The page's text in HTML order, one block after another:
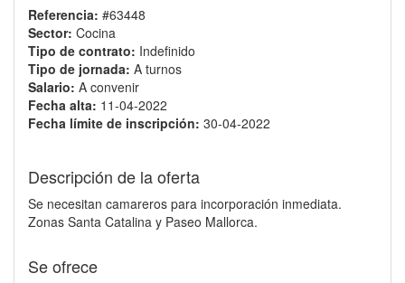
Referencia: #63448
Sector: Cocina
Tipo de contrato: Indefinido
Tipo de jornada: A turnos
Salario: A convenir
Fecha alta: 11-04-2022
Fecha límite de inscripción: 30-04-2022
Descripción de la oferta
Se necesitan camareros para incorporación inmediata.
Zonas Santa Catalina y Paseo Mallorca.
Se ofrece